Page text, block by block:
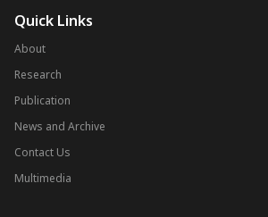
Quick Links
About
Research
Publication
News and Archive
Contact Us
Multimedia